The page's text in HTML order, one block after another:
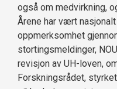
også om medvirkning,
Årene har vært
oppmerksomhet
stortingsmeldinger,
revisjon av UH-loven,
Forskningsrådet,